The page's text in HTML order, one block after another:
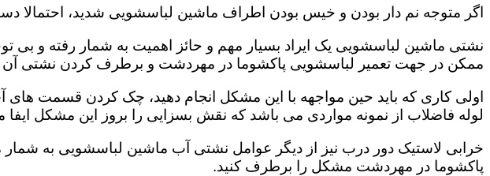
اگر متوجه نم دار بودن و خیس بودن اطراف ماشین لباسشویی شدید، احتمالا
نشتی ماشین لباسشویی یک ایراد بسیار مهم و حائز اهمیت به شمار رفته و بی
ممکن در جهت تعمیر لباسشویی پاکشوما در مهردشت و برطرف کردن نشتی آن
اولی کاری که باید حین مواجهه با این مشکل انجام دهید، چک کردن قسمت
لوله فاضلاب از نمونه مواردی می باشد که نقش بسزایی را بروز این مشکل ایفا
خرابی لاستیک دور درب نیز از دیگر عوامل نشتی آب ماشین لباسشویی به
پاکشوما در مهردشت مشکل را برطرف کنید.